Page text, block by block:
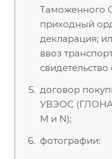
Таможенного
приходный
декларация;
ввоз
договор
УВЭОС
М и N);
фотографии: